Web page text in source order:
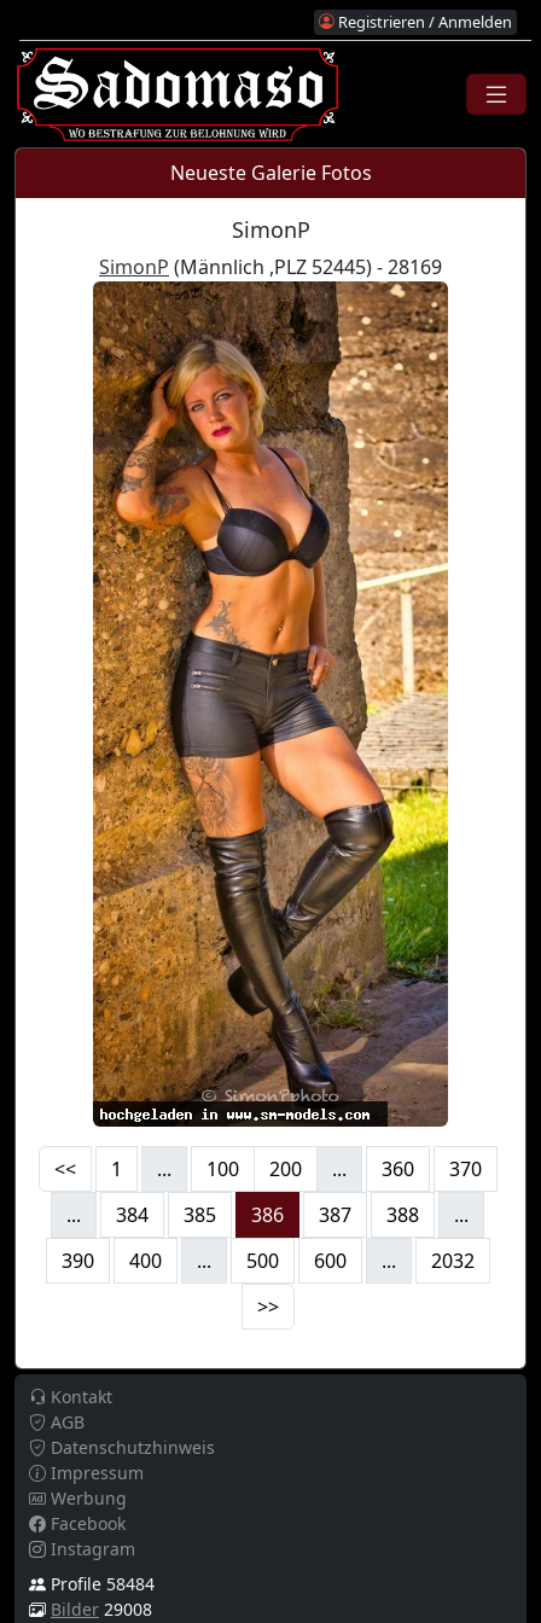
Registrieren / Anmelden
Neueste Galerie Fotos
SimonP
SimonP (Männlich ,PLZ 52445) - 28169
<< 1 ... 100 200 ... 360
370
...
384 385 386 387 388
...
390
400 ... 500 600 ...
2032
>>
Kontakt
AGB
Datenschutzhinweis
Impressum
Werbung
Facebook
Instagram
Profile 58484
Bilder 29008